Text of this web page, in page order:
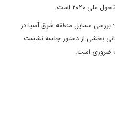
بررسی مسایل منطقه شرق آسیا در
بخشی از دستور جلسه نشست
ضروری است.